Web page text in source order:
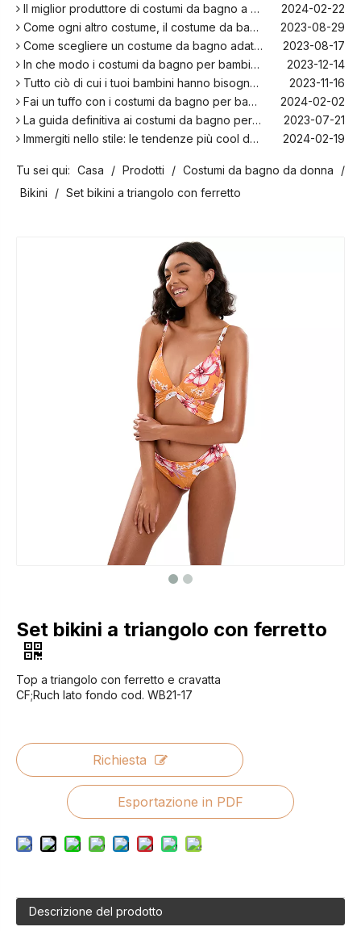
Il miglior produttore di costumi da bagno a Bali!
2024-02-22
Come ogni altro costume, il costume da bagno per bambini: una piacevole zona per rilassarsi sulla spiaggia
2023-08-29
Come scegliere un costume da bagno adatto per i bambini
2023-08-17
In che modo i costumi da bagno per bambini sono più comodi con l'elastan?
2023-12-14
Tutto ciò di cui i tuoi bambini hanno bisogno per nuotare quest'estate
2023-11-16
Fai un tuffo con i costumi da bagno per bambini più alla moda della stagione!
2024-02-02
La guida definitiva ai costumi da bagno per bambini: comfort, design e sicurezza
2023-07-21
Immergiti nello stile: le tendenze più cool della stagione per i costumi da bagno per bambini
2024-02-19
Le migliori opzioni per costumi da bagno taglie forti per la spiaggia e la piscina
2023-08-16
I migliori produttori di costumi da bagno nel Regno Unito
Come ogni altro costume, il costume da bagno per bambini: una piacevole zona per rilassarsi sulla spiaggia
Come scegliere un costume da bagno adatto per i bambini
In che modo i costumi da bagno per bambini sono più comodi con l'elastan?
Tutto ciò di cui i tuoi bambini hanno bisogno per nuotare quest'estate
Fai un tuffo con i costumi da bagno per bambini più alla moda della stagione!
Tu sei qui: Casa / Prodotti / Costumi da bagno da donna
/
Bikini
/ Set bikini a triangolo con ferretto
Set bikini a triangolo con ferretto
Top a triangolo con ferretto e cravatta
CF;Ruch lato fondo cod. WB21-17
Richiesta
Esportazione in PDF
Descrizione del prodotto